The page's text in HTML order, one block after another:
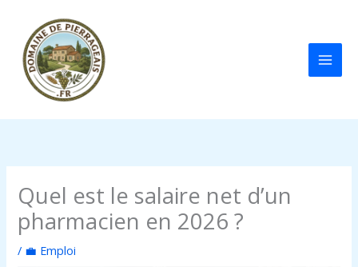
contenu
Quel est le salaire net d’un
pharmacien en 2026 ?
/ 💼 Emploi